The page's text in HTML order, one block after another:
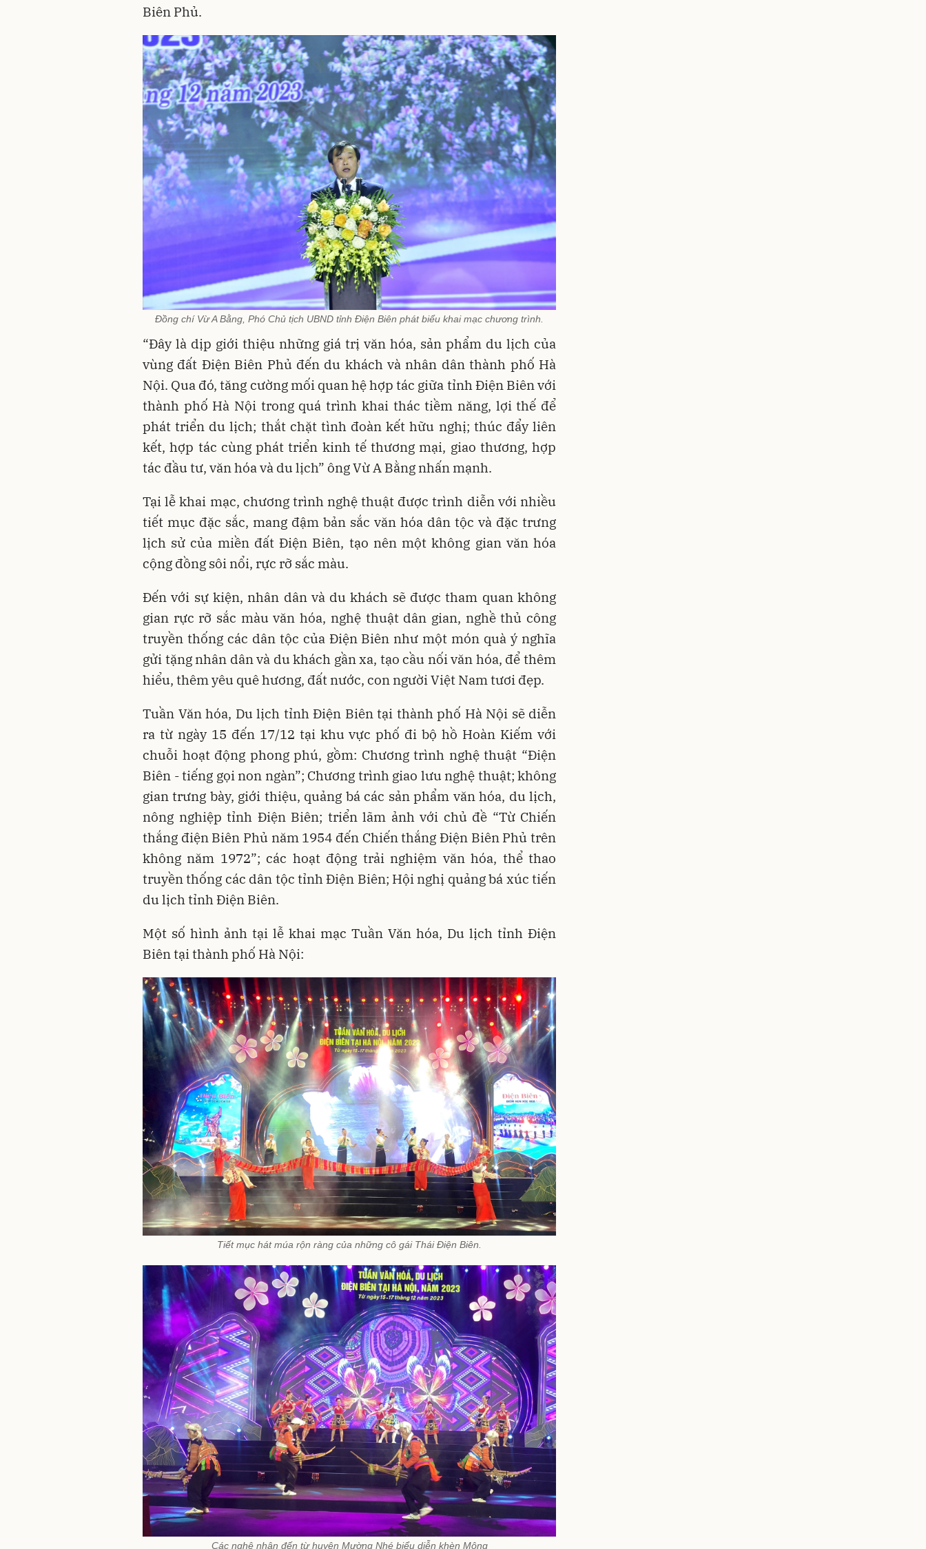
Biên Phủ.
Đồng chí Vừ A Bằng, Phó Chủ tịch UBND tỉnh Điện Biên phát biểu khai mạc chương trình.
“Đây là dịp giới thiệu những giá trị văn hóa, sản phẩm du lịch của
vùng đất Điện Biên Phủ đến du khách và nhân dân thành phố Hà
Nội. Qua đó, tăng cường mối quan hệ hợp tác giữa tỉnh Điện Biên với
thành phố Hà Nội trong quá trình khai thác tiềm năng, lợi thế để
phát triển du lịch; thắt chặt tình đoàn kết hữu nghị; thúc đẩy liên
kết, hợp tác cùng phát triển kinh tế thương mại, giao thương, hợp
tác đầu tư, văn hóa và du lịch” ông Vừ A Bằng nhấn mạnh.
Tại lễ khai mạc, chương trình nghệ thuật được trình diễn với nhiều
tiết mục đặc sắc, mang đậm bản sắc văn hóa dân tộc và đặc trưng
lịch sử của miền đất Điện Biên, tạo nên một không gian văn hóa
cộng đồng sôi nổi, rực rỡ sắc màu.
Đến với sự kiện, nhân dân và du khách sẽ được tham quan không
gian rực rỡ sắc màu văn hóa, nghệ thuật dân gian, nghề thủ công
truyền thống các dân tộc của Điện Biên như một món quà ý nghĩa
gửi tặng nhân dân và du khách gần xa, tạo cầu nối văn hóa, để thêm
hiểu, thêm yêu quê hương, đất nước, con người Việt Nam tươi đẹp.
Tuần Văn hóa, Du lịch tỉnh Điện Biên tại thành phố Hà Nội sẽ diễn
ra từ ngày 15 đến 17/12 tại khu vực phố đi bộ hồ Hoàn Kiếm với
chuỗi hoạt động phong phú, gồm: Chương trình nghệ thuật “Điện
Biên - tiếng gọi non ngàn”; Chương trình giao lưu nghệ thuật; không
gian trưng bày, giới thiệu, quảng bá các sản phẩm văn hóa, du lịch,
nông nghiệp tỉnh Điện Biên; triển lãm ảnh với chủ đề “Từ Chiến
thắng điện Biên Phủ năm 1954 đến Chiến thắng Điện Biên Phủ trên
không năm 1972”; các hoạt động trải nghiệm văn hóa, thể thao
truyền thống các dân tộc tỉnh Điện Biên; Hội nghị quảng bá xúc tiến
du lịch tỉnh Điện Biên.
Một số hình ảnh tại lễ khai mạc Tuần Văn hóa, Du lịch tỉnh Điện
Biên tại thành phố Hà Nội:
Tiết mục hát múa rộn ràng của những cô gái Thái Điện Biên.
Các nghệ nhân đến từ huyện Mường Nhé biểu diễn khèn Mông